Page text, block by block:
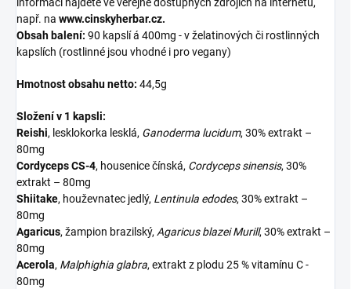
informací najdete ve veřejně dostupných zdrojích na internetu,
např. na www.cinskyherbar.cz.
Obsah balení: 90 kapslí á 400mg - v želatinových či rostlinných
kapslích (rostlinné jsou vhodné i pro vegany)
Hmotnost obsahu netto: 44,5g
Složení v 1 kapsli:
Reishi, lesklokorka lesklá, Ganoderma lucidum, 30% extrakt –
80mg
Cordyceps CS-4, housenice čínská, Cordyceps sinensis, 30%
extrakt – 80mg
Shiitake, houževnatec jedlý, Lentinula edodes, 30% extrakt –
80mg
Agaricus, žampion brazilský, Agaricus blazei Murill, 30% extrakt –
80mg
Acerola, Malphighia glabra, extrakt z plodu 25 % vitamínu C -
80mg